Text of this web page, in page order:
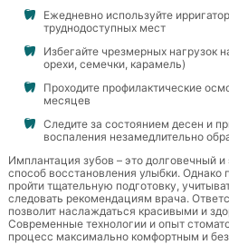
Ежедневно используйте
труднодоступных мест
Избегайте чрезмерных нагрузок
орехи, семечки, карамель)
Проходите профилактические
месяцев
Следите за состоянием десен и
воспаления незамедлительно
Имплантация зубов – это долговечный
способ восстановления улыбки.
пройти тщательную подготовку,
следовать рекомендациям врача.
позволит наслаждаться красивыми и
Современные технологии и опыт
процесс максимально комфортным и